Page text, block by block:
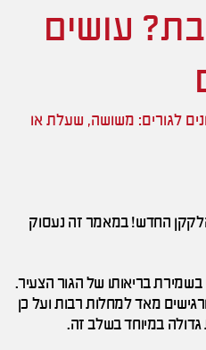
עושים
לגורים: משושה, שעלת או
החדש! במאמר זה נעסוק
בשמירת בריאותו של הגור הצעיר.
מאד למחלות רבות ועל כן
גדולה במיוחד בשלב זה.